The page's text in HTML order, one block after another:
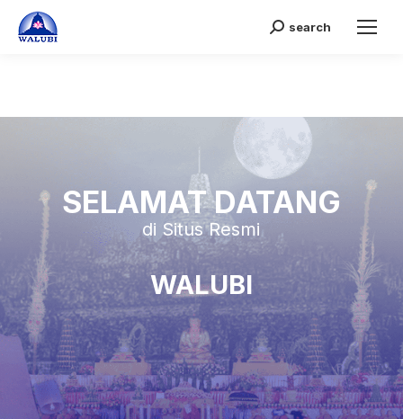
Search:
search
di Situs Resmi
WALUBI
SELAMAT DATANG